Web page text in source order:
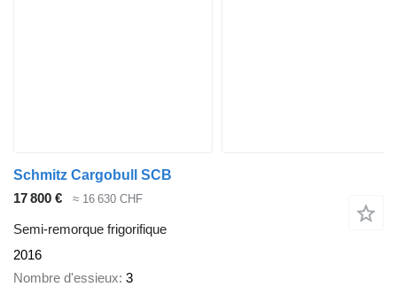
Schmitz Cargobull SCB
17 800 €
≈ 16 630 CHF
Semi-remorque frigorifique
2016
Nombre d'essieux 3